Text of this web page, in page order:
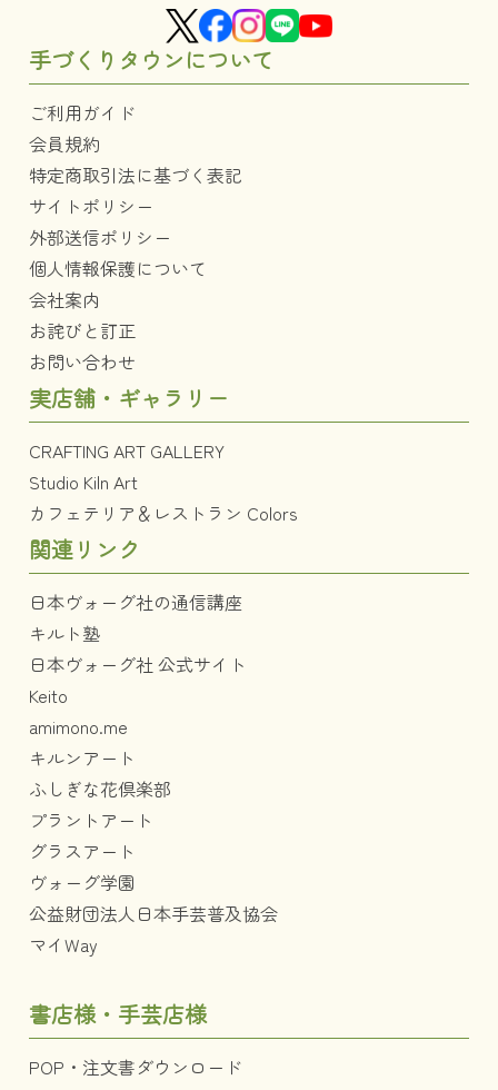
手づくりタウンについて
ご利用ガイド
会員規約
特定商取引法に基づく表記
サイトポリシー
外部送信ポリシー
個人情報保護について
会社案内
お詫びと訂正
お問い合わせ
実店舗・ギャラリー
CRAFTING ART GALLERY
Studio Kiln Art
カフェテリア＆レストラン Colors
関連リンク
日本ヴォーグ社の通信講座
キルト塾
日本ヴォーグ社 公式サイト
Keito
amimono.me
キルンアート
ふしぎな花倶楽部
プラントアート
グラスアート
ヴォーグ学園
公益財団法人日本手芸普及協会
マイWay
書店様・手芸店様
POP・注文書ダウンロード